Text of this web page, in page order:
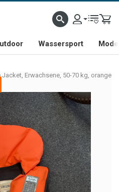
Wassersport
Erwachsene, 50-70 kg, orange